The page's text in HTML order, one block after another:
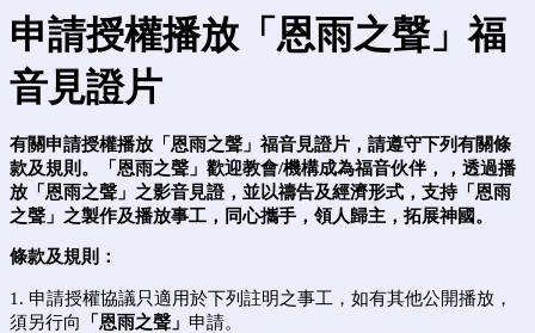
申請授權播放「恩雨之聲」福
音見證片
有關申請授權播放「 恩雨之聲 」福音見證片，請遵守下列有關條
款及規則 。 「 恩雨之聲 」 歡迎教會/機構成為福音伙伴，
，透過播
放 「 恩雨之聲 」 之影音見證， 並以禱告及經濟形式，支持「 恩雨
之聲 」 之製作及播放事工，同心攜手，領人歸主，拓展神國。
條款及規則：
1. 申請授權協議只適用於下列註明之事工，如有其他公開播放，
須另行向
「 恩雨之聲 」 申請。